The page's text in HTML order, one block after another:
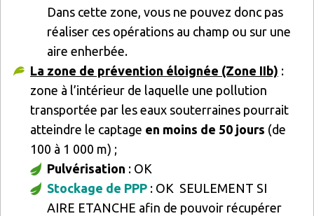
Dans cette zone, vous ne pouvez donc pas
réaliser ces opérations au champ ou sur une
aire enherbée.
La zone de prévention éloignée (Zone IIb) :
zone à l’intérieur de laquelle une pollution
transportée par les eaux souterraines pourrait
atteindre le captage en moins de 50 jours (de
100 à 1 000 m) ;
Pulvérisation : OK
Stockage de PPP : OK SEULEMENT SI
AIRE ETANCHE afin de pouvoir récupérer